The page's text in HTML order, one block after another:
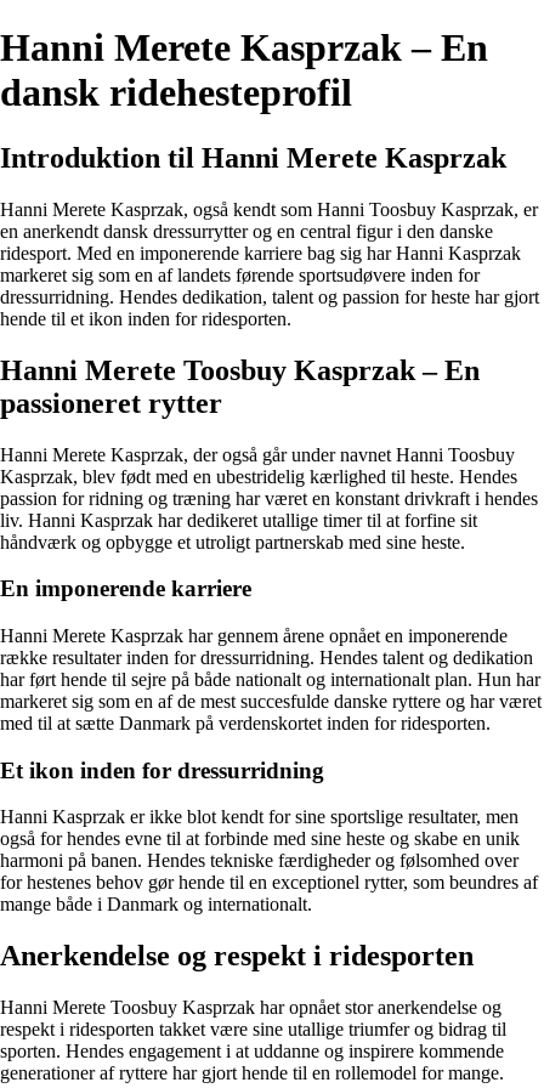
Hanni Merete Kasprzak – En
dansk ridehesteprofil
Introduktion til Hanni Merete Kasprzak
Hanni Merete Kasprzak, også kendt som Hanni Toosbuy Kasprzak, er
en anerkendt dansk dressurrytter og en central figur i den danske
ridesport. Med en imponerende karriere bag sig har Hanni Kasprzak
markeret sig som en af landets førende sportsudøvere inden for
dressurridning. Hendes dedikation, talent og passion for heste har gjort
hende til et ikon inden for ridesporten.
Hanni Merete Toosbuy Kasprzak – En
passioneret rytter
Hanni Merete Kasprzak, der også går under navnet Hanni Toosbuy
Kasprzak, blev født med en ubestridelig kærlighed til heste. Hendes
passion for ridning og træning har været en konstant drivkraft i hendes
liv. Hanni Kasprzak har dedikeret utallige timer til at forfine sit
håndværk og opbygge et utroligt partnerskab med sine heste.
En imponerende karriere
Hanni Merete Kasprzak har gennem årene opnået en imponerende
række resultater inden for dressurridning. Hendes talent og dedikation
har ført hende til sejre på både nationalt og internationalt plan. Hun har
markeret sig som en af de mest succesfulde danske ryttere og har været
med til at sætte Danmark på verdenskortet inden for ridesporten.
Et ikon inden for dressurridning
Hanni Kasprzak er ikke blot kendt for sine sportslige resultater, men
også for hendes evne til at forbinde med sine heste og skabe en unik
harmoni på banen. Hendes tekniske færdigheder og følsomhed over
for hestenes behov gør hende til en exceptionel rytter, som beundres af
mange både i Danmark og internationalt.
Anerkendelse og respekt i ridesporten
Hanni Merete Toosbuy Kasprzak har opnået stor anerkendelse og
respekt i ridesporten takket være sine utallige triumfer og bidrag til
sporten. Hendes engagement i at uddanne og inspirere kommende
generationer af ryttere har gjort hende til en rollemodel for mange.